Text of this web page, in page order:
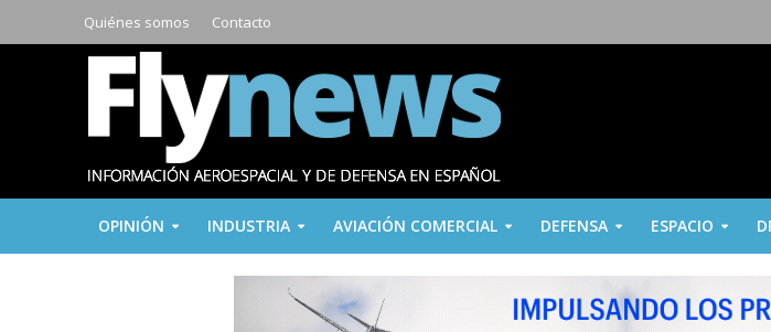
Quiénes somos Contacto
OPINIÓN INDUSTRIA AVIACIÓN COMERCIAL DEFENSA ESPACIO